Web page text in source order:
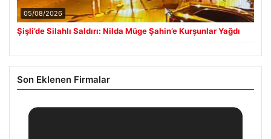
05/08/2026
Şişli’de Silahlı Saldırı: Nilda Müge Şahin’e Kurşunlar Yağdı
Son Eklenen Firmalar